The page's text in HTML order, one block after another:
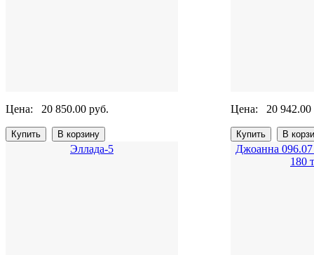
Цена: 20 850.00 руб. Цена: 20 942.00
Эллада-5
Джоанна 096.07
180